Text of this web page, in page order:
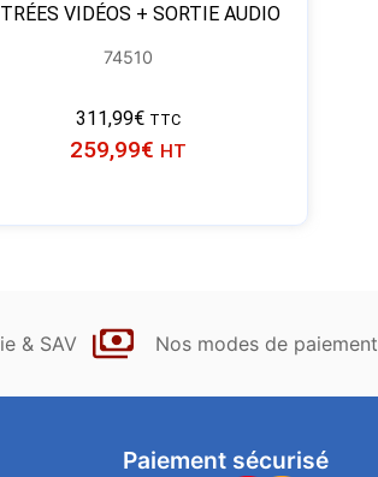
VIDÉOS + SORTIE AUDIO
74510
311,99€ TTC
259,99€ HT
& SAV Nos modes de paiement
Paiement sécurisé